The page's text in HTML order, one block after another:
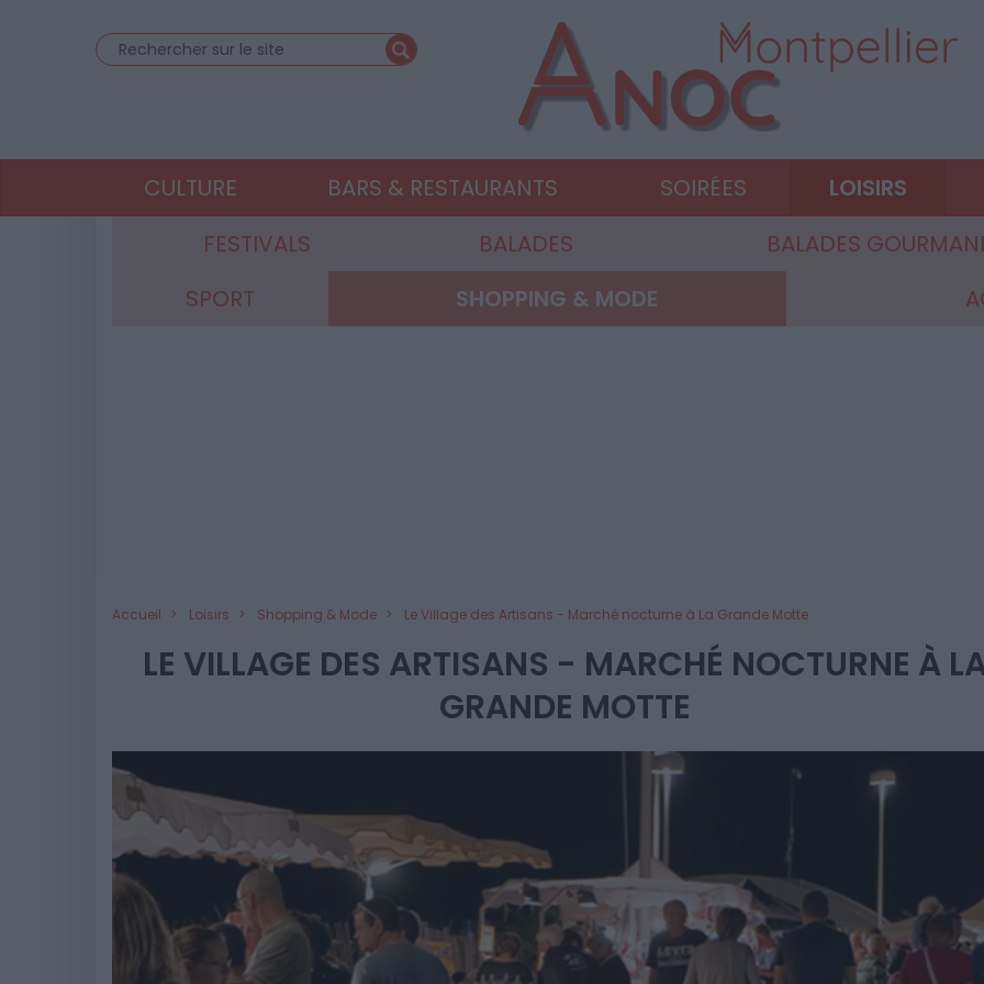
CULTURE BARS & RESTAURANTS SOIRÉES
LOISIRS
FESTIVALS
BALADES
BALADES
SPORT
SHOPPING & MODE
Accueil Loisirs Shopping & Mode Le Village des Artisans - Marché nocturne à La Grande Motte
LE VILLAGE DES ARTISANS - MARCHÉ NOCTURNE À
GRANDE MOTTE